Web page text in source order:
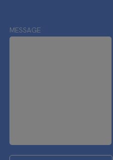
MESSAGE